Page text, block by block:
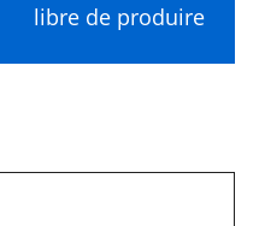
libre de produire